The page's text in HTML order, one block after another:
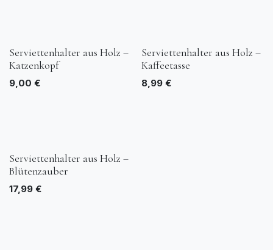
Serviettenhalter aus Holz –
Katzenkopf
9,00 €
Serviettenhalter aus Holz –
Kaffeetasse
8,99€
Serviettenhalter aus Holz –
Blütenzauber
17,99 €